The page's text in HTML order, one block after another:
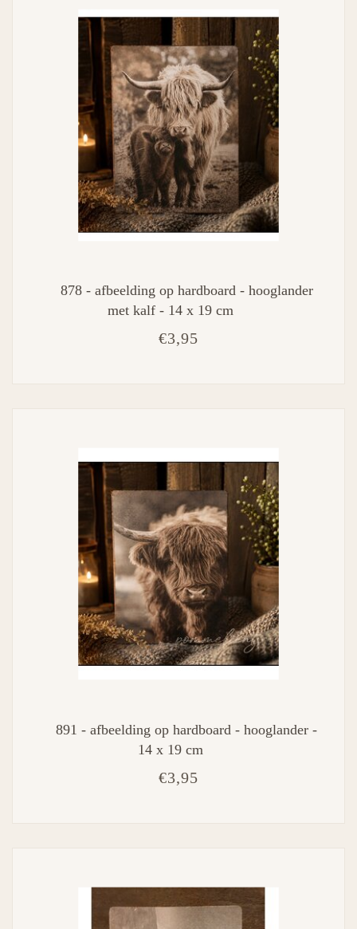
878 - afbeelding op hardboard - hooglander
met kalf - 14 x 19 cm
€3,95
891 - afbeelding op hardboard - hooglander -
14 x 19 cm
€3,95